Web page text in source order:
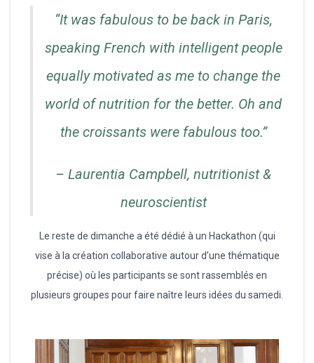
“It was fabulous to be back in Paris,
speaking French with intelligent people
equally motivated as me to change the
world of nutrition for the better. Oh and
the croissants were fabulous too.”
– Laurentia Campbell, nutritionist &
neuroscientist
Le reste de dimanche a été dédié à un Hackathon (qui
vise à la création collaborative autour d’une thématique
précise) où les participants se sont rassemblés en
plusieurs groupes pour faire naître leurs idées du samedi.